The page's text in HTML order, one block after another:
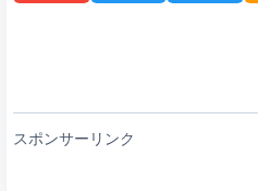
スポンサーリンク